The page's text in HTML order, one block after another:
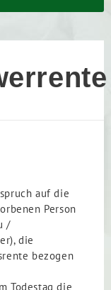
auf die
Person
/
die
bezogen
Todestag die